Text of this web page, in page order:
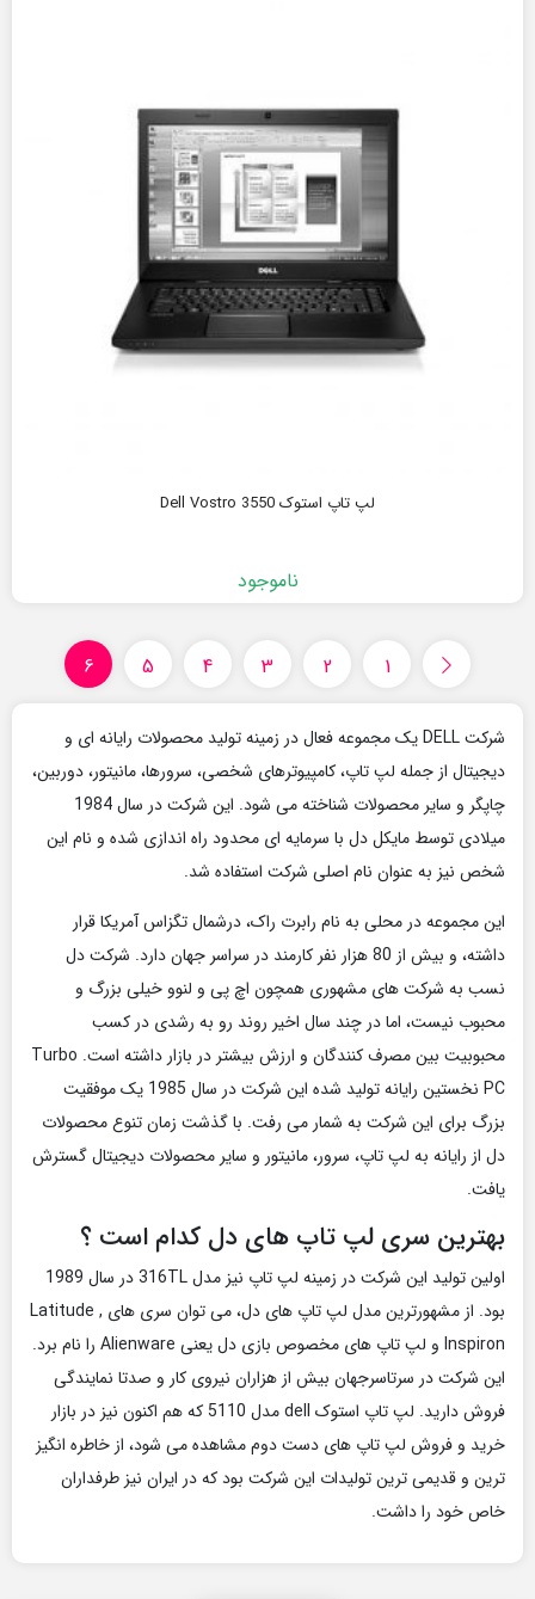
لپ تاپ استوک Dell Vostro 3550
ناموجود
1
2
3
4
5
6
شرکت DELL یک مجموعه فعال در زمینه تولید محصولات رایانه ای و
دیجیتال از جمله لپ تاپ، کامپیوترهای شخصی، سرورها، مانیتور، دوربین،
چاپگر و سایر محصولات شناخته می شود. این شرکت در سال 1984
میلادی توسط مایکل دل با سرمایه ای محدود راه اندازی شده و نام این
شخص نیز به عنوان نام اصلی شرکت استفاده شد.
این مجموعه در محلی به نام رابرت راک، درشمال تگزاس آمریکا قرار
داشته، و بیش از 80 هزار نفر کارمند در سراسر جهان دارد. شرکت دل
نسب به شرکت های مشهوری همچون اچ پی و لنوو خیلی بزرگ و
محبوب نیست، اما در چند سال اخیر روند رو به رشدی در کسب
محبوبیت بین مصرف کنندگان و ارزش بیشتر در بازار داشته است. Turbo
PC نخستین رایانه تولید شده این شرکت در سال 1985 یک موفقیت
بزرگ برای این شرکت به شمار می رفت. با گذشت زمان تنوع محصولات
دل از رایانه به لپ تاپ، سرور، مانیتور و سایر محصولات دیجیتال گسترش
یافت.
بهترین سری لپ تاپ های دل کدام است ؟
اولین تولید این شرکت در زمینه لپ تاپ نیز مدل 316TL در سال 1989
بود. از مشهورترین مدل لپ تاپ های دل، می توان سری های Latitude ,
Inspiron و لپ تاپ های مخصوص بازی دل یعنی Alienware را نام برد.
این شرکت در سرتاسرجهان بیش از هزاران نیروی کار و صدتا نمایندگی
فروش دارید. لپ تاپ استوک dell مدل 5110 که هم اکنون نیز در بازار
خرید و فروش لپ تاپ های دست دوم مشاهده می شود، از خاطره انگیز
ترین و قدیمی ترین تولیدات این شرکت بود که در ایران نیز طرفداران
خاص خود را داشت.